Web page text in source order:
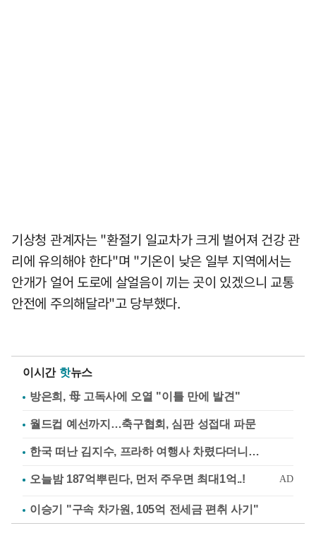
기상청 관계자는 "환절기 일교차가 크게 벌어져 건강 관
리에 유의해야 한다"며 "기온이 낮은 일부 지역에서는
안개가 얼어 도로에 살얼음이 끼는 곳이 있겠으니 교통
안전에 주의해달라"고 당부했다.
이시간 핫뉴스
방은희, 母 고독사에 오열 "이틀 만에 발견"
월드컵 예선까지…축구협회, 심판 성접대 파문
한국 떠난 김지수, 프라하 여행사 차렸다더니…
이승기 "구속 차가원, 105억 전세금 편취 사기"